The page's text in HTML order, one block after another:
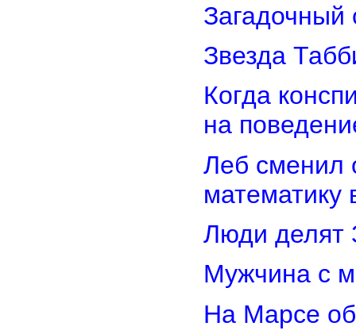
Загадочный
Звезда
Когда
на
Леб сменил
математику
Люди делят
Мужчина с
На Марсе